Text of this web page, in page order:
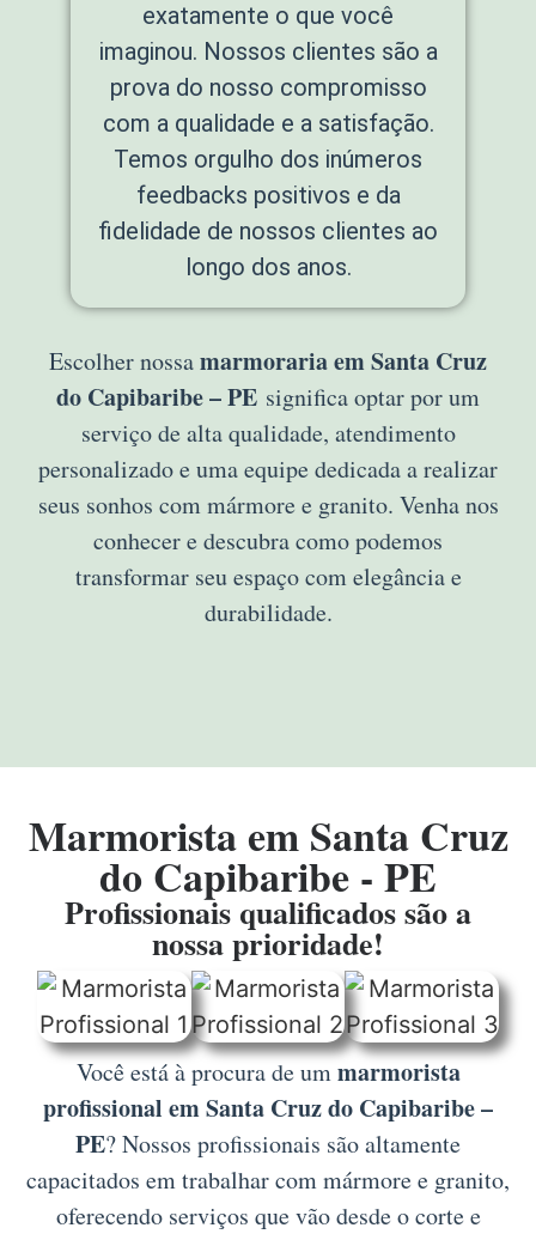
exatamente o que você
imaginou. Nossos clientes são a
prova do nosso compromisso
com a qualidade e a satisfação.
Temos orgulho dos inúmeros
feedbacks positivos e da
fidelidade de nossos clientes ao
longo dos anos.
Escolher nossamarmoraria em Santa Cruz
do Capibaribe – PE significa optar por um
serviço de alta qualidade, atendimento
personalizado e uma equipe dedicada a realizar
seus sonhos com mármore e granito. Venha nos
conhecer e descubra como podemos
transformar seu espaço com elegância e
durabilidade.
Marmorista em Santa Cruz
do Capibaribe - PE
Profissionais qualificados são a
nossa prioridade!
Você está à procura de ummarmorista
profissional em Santa Cruz do Capibaribe –
PE? Nossos profissionais são altamente
capacitados em trabalhar com mármore e granito,
oferecendo serviços que vão desde o corte e